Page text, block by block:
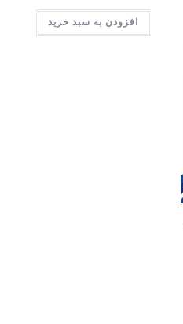
افزودن به سبد خرید